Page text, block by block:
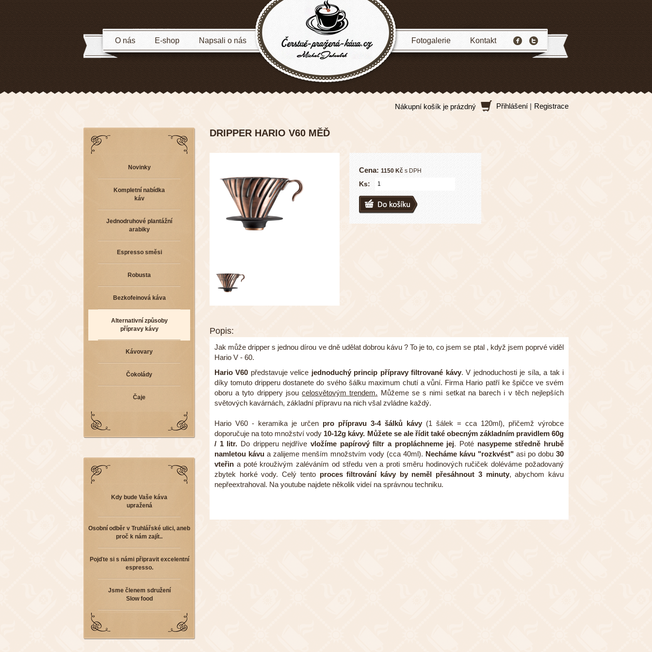
O nás E-shop Napsali o nás Fotogalerie Kontakt
Nákupní košík je prázdný Přihlášení | Registrace
Novinky
Kompletní nabídka
káv
Jednodruhové plantážní
arabiky
Espresso směsi
Robusta
Bezkofeinová káva
Alternativní způsoby
přípravy kávy
Kávovary
Čokolády
Čaje
Kdy bude Vaše káva
upražená
Osobní odběr v Truhlářské ulici, aneb
proč k nám zajít..
Pojďte si s námi připravit excelentní
espresso.
Jsme členem sdružení
Slow food
DRIPPER HARIO V60 MĚĎ
Cena: 1150 Kč s DPH
Ks:
Popis:
Jak může dripper s jednou dírou ve dně udělat dobrou kávu ? To je to, co jsem se ptal , když jsem poprvé viděl
Hario V - 60.
Hario V60 představuje velice jednoduchý princip přípravy filtrované kávy. V jednoduchosti je síla, a tak i
díky tomuto dripperu dostanete do svého šálku maximum chutí a vůní. Firma Hario patří ke špičce ve svém
oboru a tyto drippery jsoucelosvětovým trendem. Můžeme se s nimi setkat na barech i v těch nejlepších
světových kavárnách, základní přípravu na nich všal zvládne každý.
Hario V60 - keramika je určen pro přípravu 3-4 šálků kávy (1 šálek = cca 120ml), přičemž výrobce
doporučuje na toto množství vody 10-12g kávy. Můžete se ale řídit také obecným základním pravidlem 60g
/ 1 litr. Do dripperu nejdříve vložíme papírový filtr a propláchneme jej. Poté nasypeme středně hrubě
namletou kávu a zalijeme menším množstvím vody (cca 40ml). Necháme kávu "rozkvést" asi po dobu 30
vteřin a poté krouživým zaléváním od středu ven a proti směru hodinových ručiček doléváme požadovaný
zbytek horké vody. Celý tento proces filtrování kávy by neměl přesáhnout 3 minuty, abychom kávu
nepřeextrahoval. Na youtube najdete několik videí na správnou techniku.